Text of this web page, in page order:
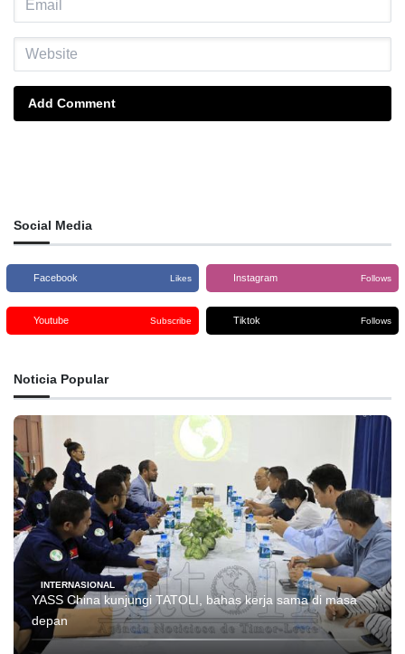
Add Comment
Social Media
Facebook Likes Instagram Follows
Youtube Subscribe Tiktok Follows
Noticia Popular
INTERNASIONAL
YASS China kunjungi TATOLI, bahas kerja sama di masa
depan